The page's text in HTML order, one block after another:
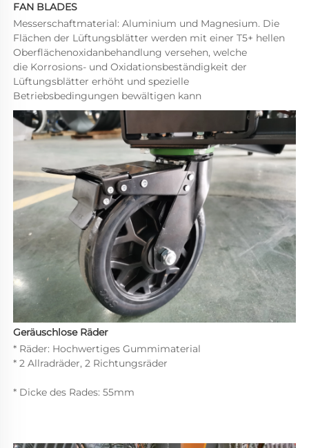
FAN BLADES
Messerschaftmaterial: Aluminium und Magnesium. Die
Flächen der Lüftungsblätter werden mit einer T5+ hellen
Oberflächenoxidanbehandlung versehen, welche
die Korrosions- und Oxidationsbeständigkeit der
Lüftungsblätter erhöht und spezielle
Betriebsbedingungen bewältigen kann
Geräuschlose Räder
* Räder: Hochwertiges Gummimaterial
* 2 Allradräder, 2 Richtungsräder
* Dicke des Rades: 55mm